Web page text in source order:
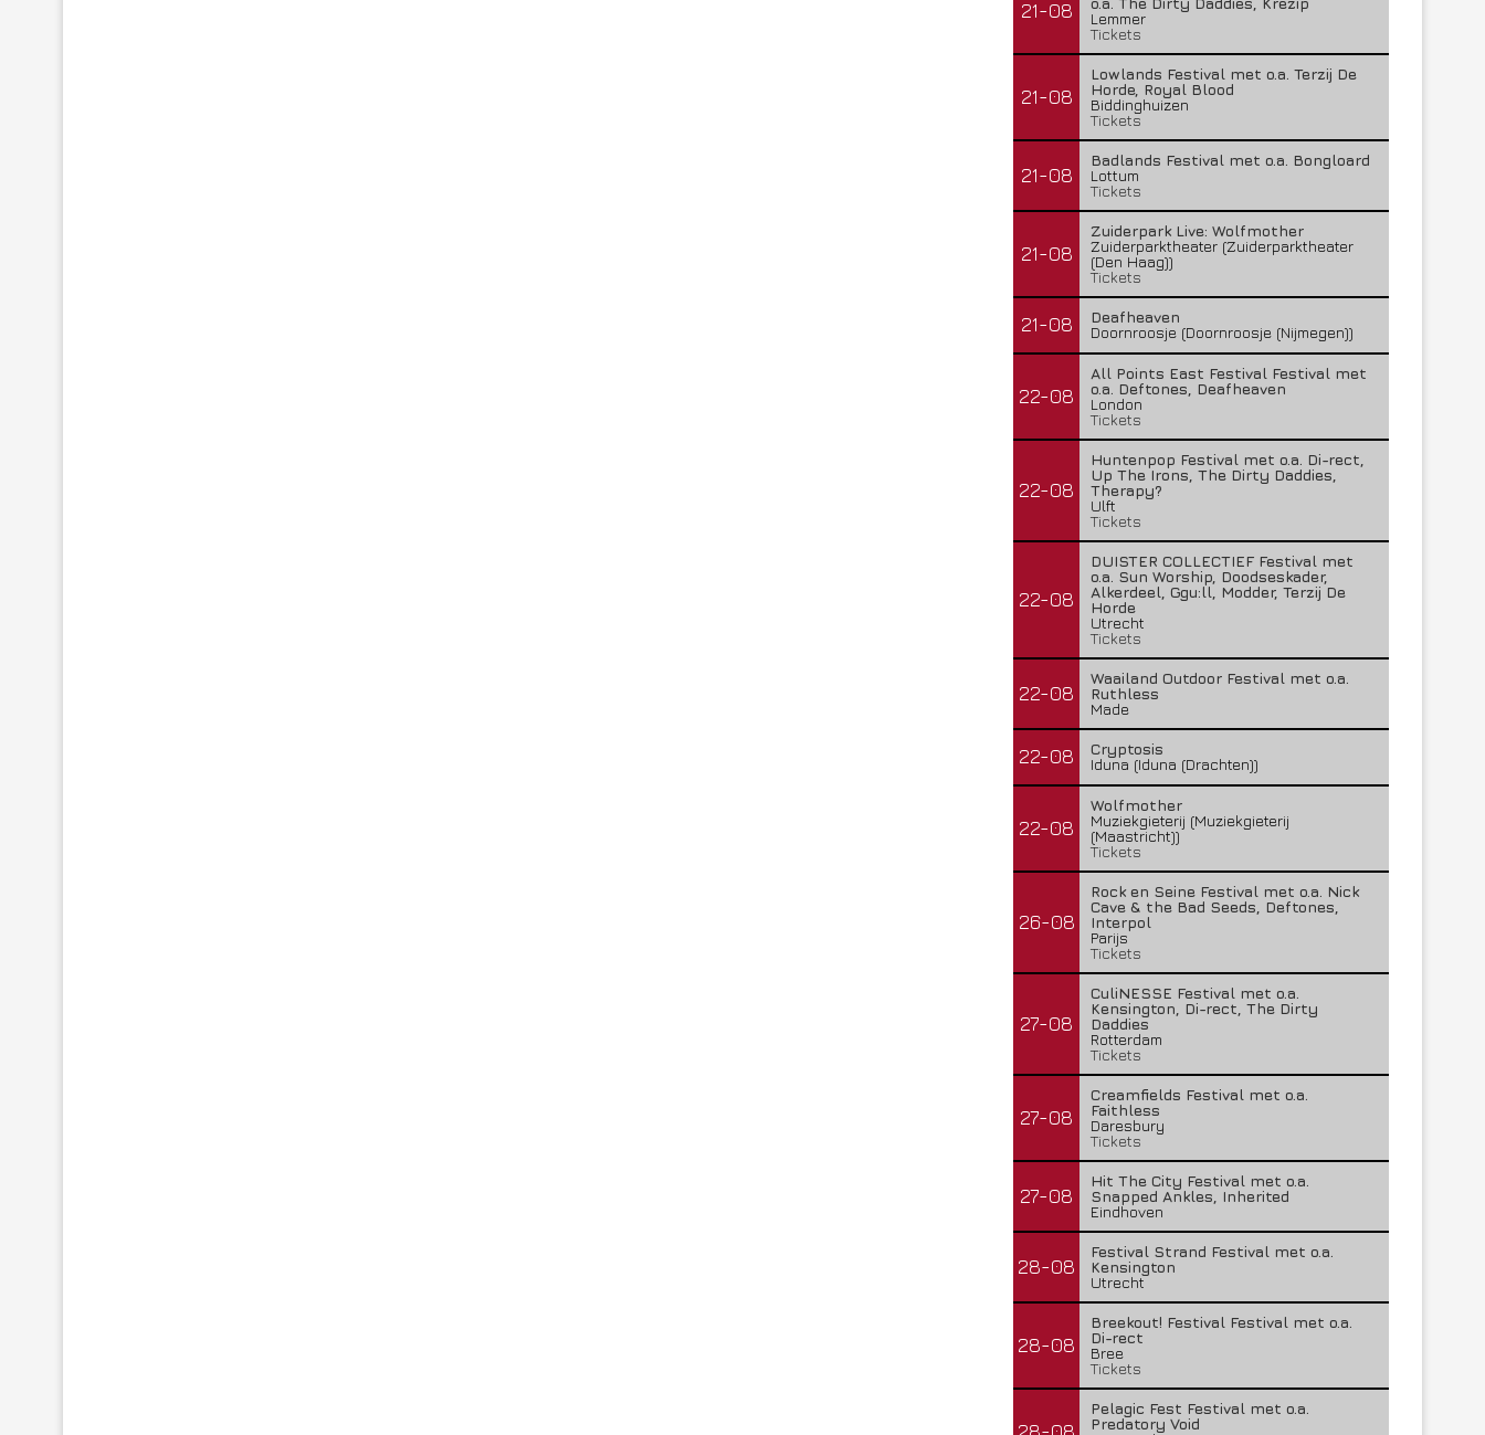
21-08
Lemmer
Tickets
21-08
Lowlands Festival met o.a. Terzij De
Horde, Royal Blood
Biddinghuizen
Tickets
21-08
Badlands Festival met o.a. Bongloard
Lottum
Tickets
21-08
Zuiderpark Live: Wolfmother
Zuiderparktheater (Zuiderparktheater
(Den Haag))
Tickets
21-08
Deafheaven
Doornroosje (Doornroosje (Nijmegen))
22-08
All Points East Festival Festival met
o.a. Deftones, Deafheaven
London
Tickets
22-08
Huntenpop Festival met o.a. Di-rect,
Up The Irons, The Dirty Daddies,
Therapy?
Ulft
Tickets
22-08
DUISTER COLLECTIEF Festival met
o.a. Sun Worship, Doodseskader,
Alkerdeel, Ggu:ll, Modder, Terzij De
Horde
Utrecht
Tickets
22-08
Waailand Outdoor Festival met o.a.
Ruthless
Made
22-08
Cryptosis
Iduna (Iduna (Drachten))
22-08
Wolfmother
Muziekgieterij (Muziekgieterij
(Maastricht))
Tickets
26-08
Rock en Seine Festival met o.a. Nick
Cave & the Bad Seeds, Deftones,
Interpol
Parijs
Tickets
27-08
CuliNESSE Festival met o.a.
Kensington, Di-rect, The Dirty
Daddies
Rotterdam
Tickets
27-08
Creamfields Festival met o.a.
Faithless
Daresbury
Tickets
27-08
Hit The City Festival met o.a.
Snapped Ankles, Inherited
Eindhoven
28-08
Festival Strand Festival met o.a.
Kensington
Utrecht
28-08
Breekout! Festival Festival met o.a.
Di-rect
Bree
Tickets
Pelagic Fest Festival met o.a.
Predatory Void